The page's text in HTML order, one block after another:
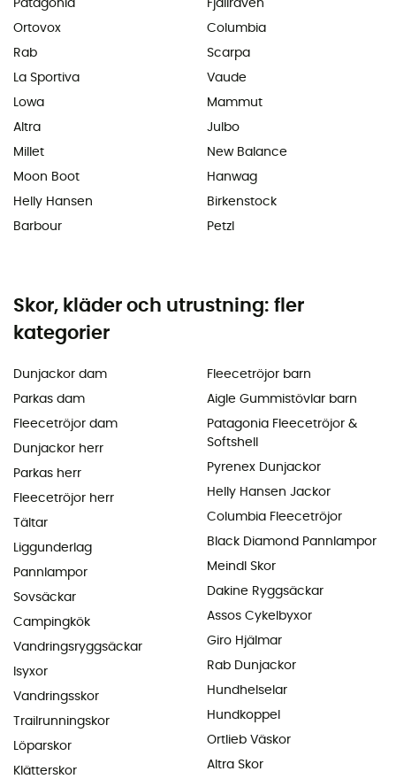
Patagonia
Ortovox
Rab
La Sportiva
Lowa
Altra
Millet
Moon Boot
Helly Hansen
Barbour
Fjällräven
Columbia
Scarpa
Vaude
Mammut
Julbo
New Balance
Hanwag
Birkenstock
Petzl
Skor, kläder och utrustning: fler
kategorier
Dunjackor dam
Parkas dam
Fleecetröjor dam
Dunjackor herr
Parkas herr
Fleecetröjor herr
Tältar
Liggunderlag
Pannlampor
Sovsäckar
Campingkök
Vandringsryggsäckar
Isyxor
Vandringsskor
Trailrunningskor
Löparskor
Klätterskor
Fleecetröjor barn
Aigle Gummistövlar barn
Patagonia Fleecetröjor &
Softshell
Pyrenex Dunjackor
Helly Hansen Jackor
Columbia Fleecetröjor
Black Diamond Pannlampor
Meindl Skor
Dakine Ryggsäckar
Assos Cykelbyxor
Giro Hjälmar
Rab Dunjackor
Hundhelselar
Hundkoppel
Ortlieb Väskor
Altra Skor